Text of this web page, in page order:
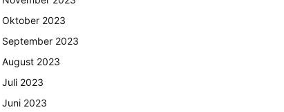
Oktober 2023
September 2023
August 2023
Juli 2023
Juni 2023